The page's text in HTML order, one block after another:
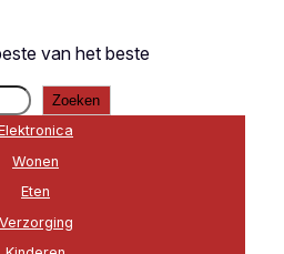
van het beste
Zoeken
Wonen
Eten
Verzorging